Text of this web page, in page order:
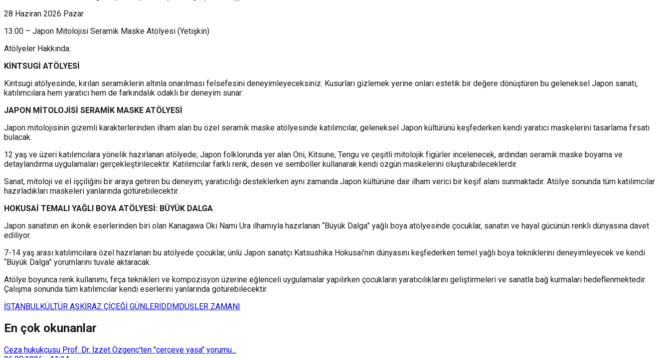
28 Haziran 2026 Pazar
13.00 – Japon Mitolojisi Seramik Maske Atölyesi (Yetişkin)
Atölyeler Hakkında:
KİNTSUGİ ATÖLYESİ
Kintsugi atölyesinde, kırılan seramiklerin altınla onarılması felsefesini deneyimleyeceksiniz. Kusurları gizlemek yerine onları estetik bir değere dönüştüren bu geleneksel Japon sanatı,
katılımcılara hem yaratıcı hem de farkındalık odaklı bir deneyim sunar.
JAPON MİTOLOJİSİ SERAMİK MASKE ATÖLYESİ
Japon mitolojisinin gizemli karakterlerinden ilham alan bu özel seramik maske atölyesinde katılımcılar, geleneksel Japon kültürünü keşfederken kendi yaratıcı maskelerini tasarlama fırsatı
bulacak.
12 yaş ve üzeri katılımcılara yönelik hazırlanan atölyede; Japon folklorunda yer alan Oni, Kitsune, Tengu ve çeşitli mitolojik figürler incelenecek, ardından seramik maske boyama ve
detaylandırma uygulamaları gerçekleştirilecektir. Katılımcılar farklı renk, desen ve semboller kullanarak kendi özgün maskelerini oluşturabileceklerdir.
Sanat, mitoloji ve el işçiliğini bir araya getiren bu deneyim; yaratıcılığı desteklerken aynı zamanda Japon kültürüne dair ilham verici bir keşif alanı sunmaktadır. Atölye sonunda tüm katılımcılar
hazırladıkları maskeleri yanlarında götürebilecektir.
HOKUSAİ TEMALI YAĞLI BOYA ATÖLYESİ: BÜYÜK DALGA
Japon sanatının en ikonik eserlerinden biri olan Kanagawa Oki Nami Ura ilhamıyla hazırlanan “Büyük Dalga” yağlı boya atölyesinde çocuklar, sanatın ve hayal gücünün renkli dünyasına davet
ediliyor.
7-14 yaş arası katılımcılara özel hazırlanan bu atölyede çocuklar, ünlü Japon sanatçı Katsushika Hokusai’nin dünyasını keşfederken temel yağlı boya tekniklerini deneyimleyecek ve kendi
“Büyük Dalga” yorumlarını tuvale aktaracak.
Atölye boyunca renk kullanımı, fırça teknikleri ve kompozisyon üzerine eğlenceli uygulamalar yapılırken çocukların yaratıcılıklarını geliştirmeleri ve sanatla bağ kurmaları hedeflenmektedir.
Çalışma sonunda tüm katılımcılar kendi eserlerini yanlarında götürebilecektir.
İSTANBULKÜLTÜR AŞKİRAZ ÇİÇEĞİ GÜNLERİDDMDÜŞLER ZAMANI
En çok okunanlar
Ceza hukukçusu Prof. Dr. İzzet Özgenç'ten "çerçeve yasa" yorumu...